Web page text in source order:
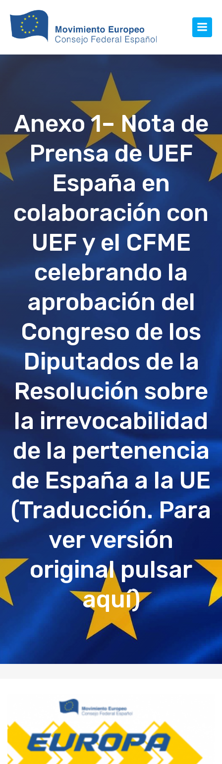
Anexo 1– Nota de
Prensa de UEF
España en
colaboración con
UEF y el CFME
celebrando la
aprobación del
Congreso de los
Diputados de la
Resolución sobre
la irrevocabilidad
de la pertenencia
de España a la UE
(Traducción. Para
ver versión
original pulsar
aquí)